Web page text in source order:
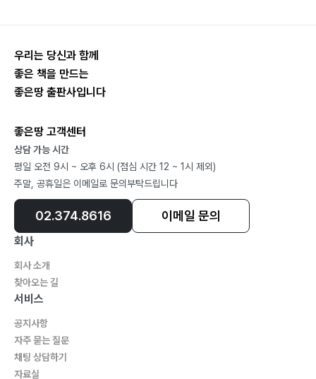
우리는 당신과 함께
좋은 책을 만드는
좋은땅 출판사입니다
좋은땅 고객센터
상담 가능 시간
평일 오전 9시 ~ 오후 6시 (점심 시간 12 ~ 1시 제외)
주말, 공휴일은 이메일로 문의부탁드립니다
02.374.8616 이메일 문의
회사
회사 소개
찾아오는 길
서비스
공지사항
자주 묻는 질문
채팅 상담하기
자료실